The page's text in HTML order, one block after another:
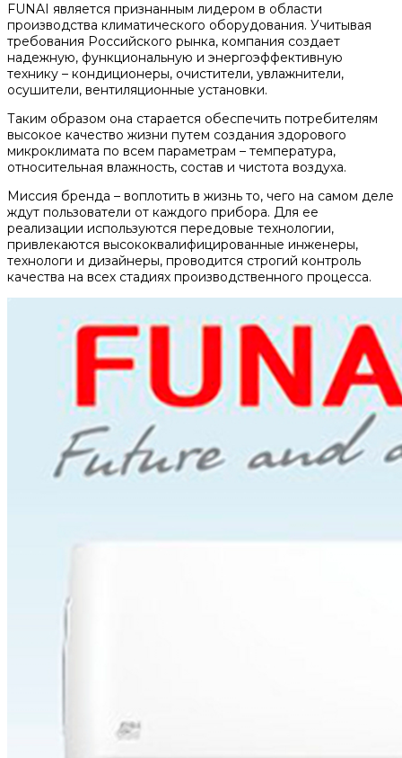
FUNAI является признанным лидером в области
производства климатического оборудования. Учитывая
требования Российского рынка, компания создает
надежную, функциональную и энергоэффективную
технику – кондиционеры, очистители, увлажнители,
осушители, вентиляционные установки.
Таким образом она старается обеспечить потребителям
высокое качество жизни путем создания здорового
микроклимата по всем параметрам – температура,
относительная влажность, состав и чистота воздуха.
Миссия бренда – воплотить в жизнь то, чего на самом деле
ждут пользователи от каждого прибора. Для ее
реализации используются передовые технологии,
привлекаются высококвалифицированные инженеры,
технологи и дизайнеры, проводится строгий контроль
качества на всех стадиях производственного процесса.